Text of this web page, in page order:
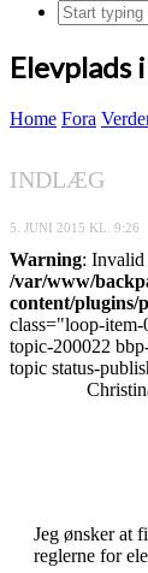
Elevplads
Home Fora
INDLÆG
5. JUNI 2015 KL. 9:26
Warning: Invalid
/var/www/
content/plugins/
class="loop-
topic-200022
topic status-
Jeg ønsker at
reglerne for